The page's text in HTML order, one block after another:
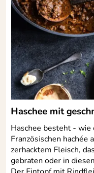
124, 80636 München,
Haschee mit
Haschee besteht - wie
Französischen hachée
zerhacktem Fleisch,
gebraten oder in